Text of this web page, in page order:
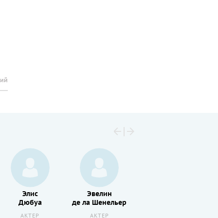
Элис
Дюбуа
АКТЕР
Эвелин
де ла Шенельер
АКТЕР